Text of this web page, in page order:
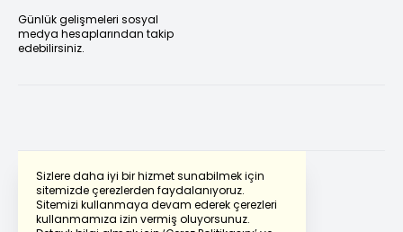
Sizlere daha iyi bir hizmet sunabilmek için
sitemizde çerezlerden faydalanıyoruz.
Sitemizi kullanmaya devam ederek çerezleri
kullanmamıza izin vermiş oluyorsunuz.
Günlük gelişmeleri sosyal
medya hesaplarından takip
edebilirsiniz.
Powered by Translate